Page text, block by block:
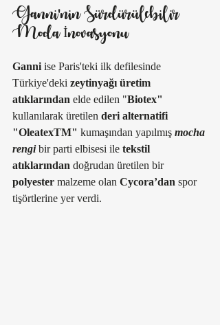
Ganni'nin Sürdürülebilir
Moda İnovasyonu
Ganni ise Paris'teki ilk defilesinde
Türkiye'deki zeytinyağı üretim
atıklarından elde edilen "Biotex"
kullanılarak üretilen deri alternatifi
"OleatexTM" kumaşından yapılmış mocha
rengi bir parti elbisesi ile tekstil
atıklarından doğrudan üretilen bir
polyester malzeme olan Cycora’dan spor
tişörtlerine yer verdi.